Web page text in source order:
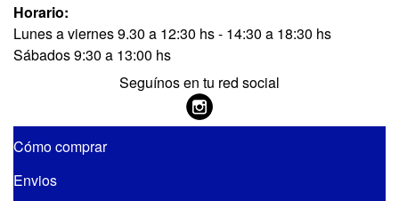
Horario:
Lunes a viernes 9.30 a 12:30 hs - 14:30 a 18:30 hs
Sábados 9:30 a 13:00 hs
Seguínos en tu red social
Cómo comprar
Envios